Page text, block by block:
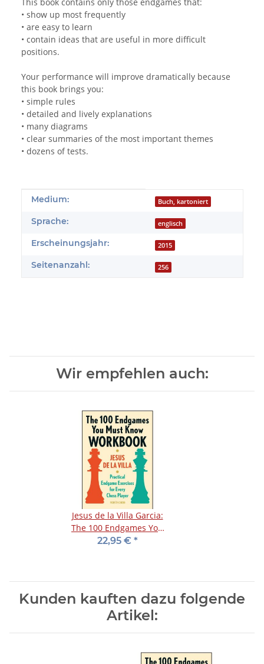
• show up most frequently
• are easy to learn
• contain ideas that are useful in more difficult
positions.
Your performance will improve dramatically because
this book brings you:
• simple rules
• detailed and lively explanations
• many diagrams
• clear summaries of the most important themes
• dozens of tests.
Produkteigenschaft
Wert
Medium: Buch, kartoniert
Sprache: englisch
Erscheinungsjahr: 2015
Seitenanzahl: 256
Wir empfehlen auch:
Jesus de la Villa Garcia:
The 100 Endgames You
Must Know Workbook
22,95 € *
Kunden kauften dazu folgende
Artikel: